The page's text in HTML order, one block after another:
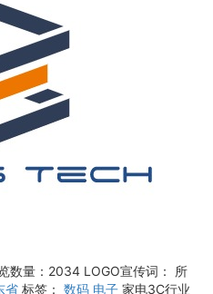
数量：2034 LOGO宣传词：
所
省 标签： 数码 电子 家电3C行业